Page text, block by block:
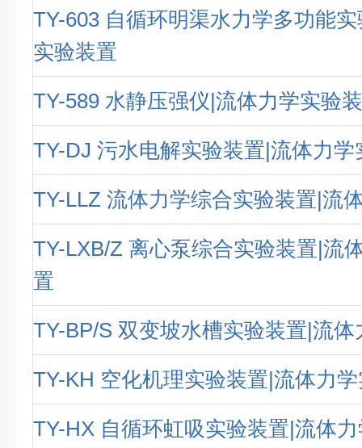
TY-603 自循环明渠水力学多功能
实验装置
TY-589 水静压强仪|流体力学实验
TY-DJ 污水电解实验装置|流体力学
TY-LLZ 流体力学综合实验装置|流
TY-LXB/Z 离心泵综合实验装置|流
置
TY-BP/S 双变坡水槽实验装置|流
TY-KH 空化机理实验装置|流体力
TY-HX 自循环虹吸实验装置|流体